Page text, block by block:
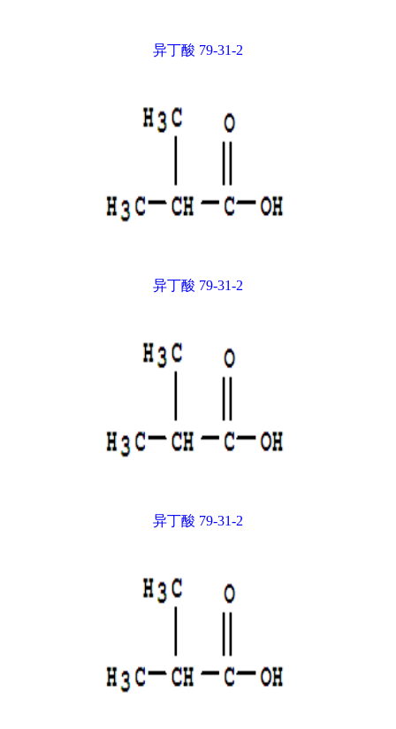
异丁酸 79-31-2
异丁酸 79-31-2
异丁酸 79-31-2